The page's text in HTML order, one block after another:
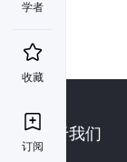
学者
收藏
订阅
关于我们